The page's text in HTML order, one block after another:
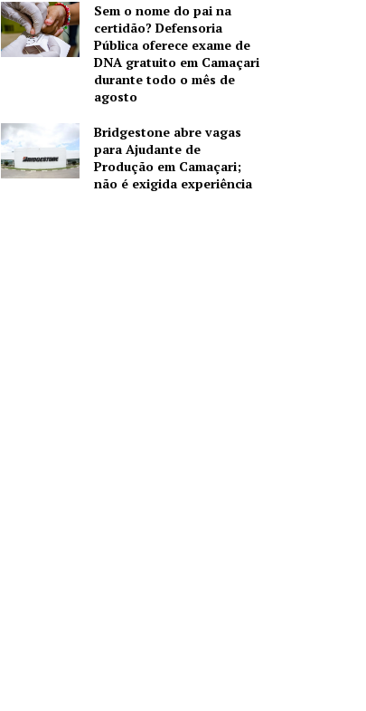
Sem o nome do pai na
certidão? Defensoria
Pública oferece exame de
DNA gratuito em Camaçari
durante todo o mês de
agosto
Bridgestone abre vagas
para Ajudante de
Produção em Camaçari;
não é exigida experiência